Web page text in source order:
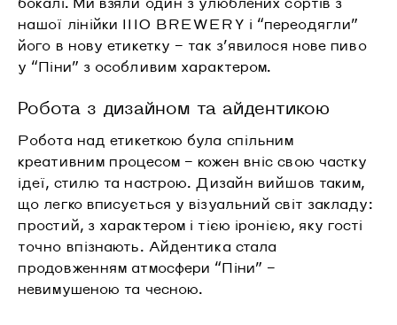
нашої лінійки IIIO BREWERY і “переодягли”
його в нову етикетку – так з’явилося нове пиво
у “Піни” з особливим характером.
Робота з дизайном та айдентикою
Робота над етикеткою була спільним
креативним процесом – кожен вніс свою частку
ідеї, стилю та настрою. Дизайн вийшов таким,
що легко вписується у візуальний світ закладу:
простий, з характером і тією іронією, яку гості
точно впізнають. Айдентика стала
продовженням атмосфери “Піни” –
невимушеною та чесною.